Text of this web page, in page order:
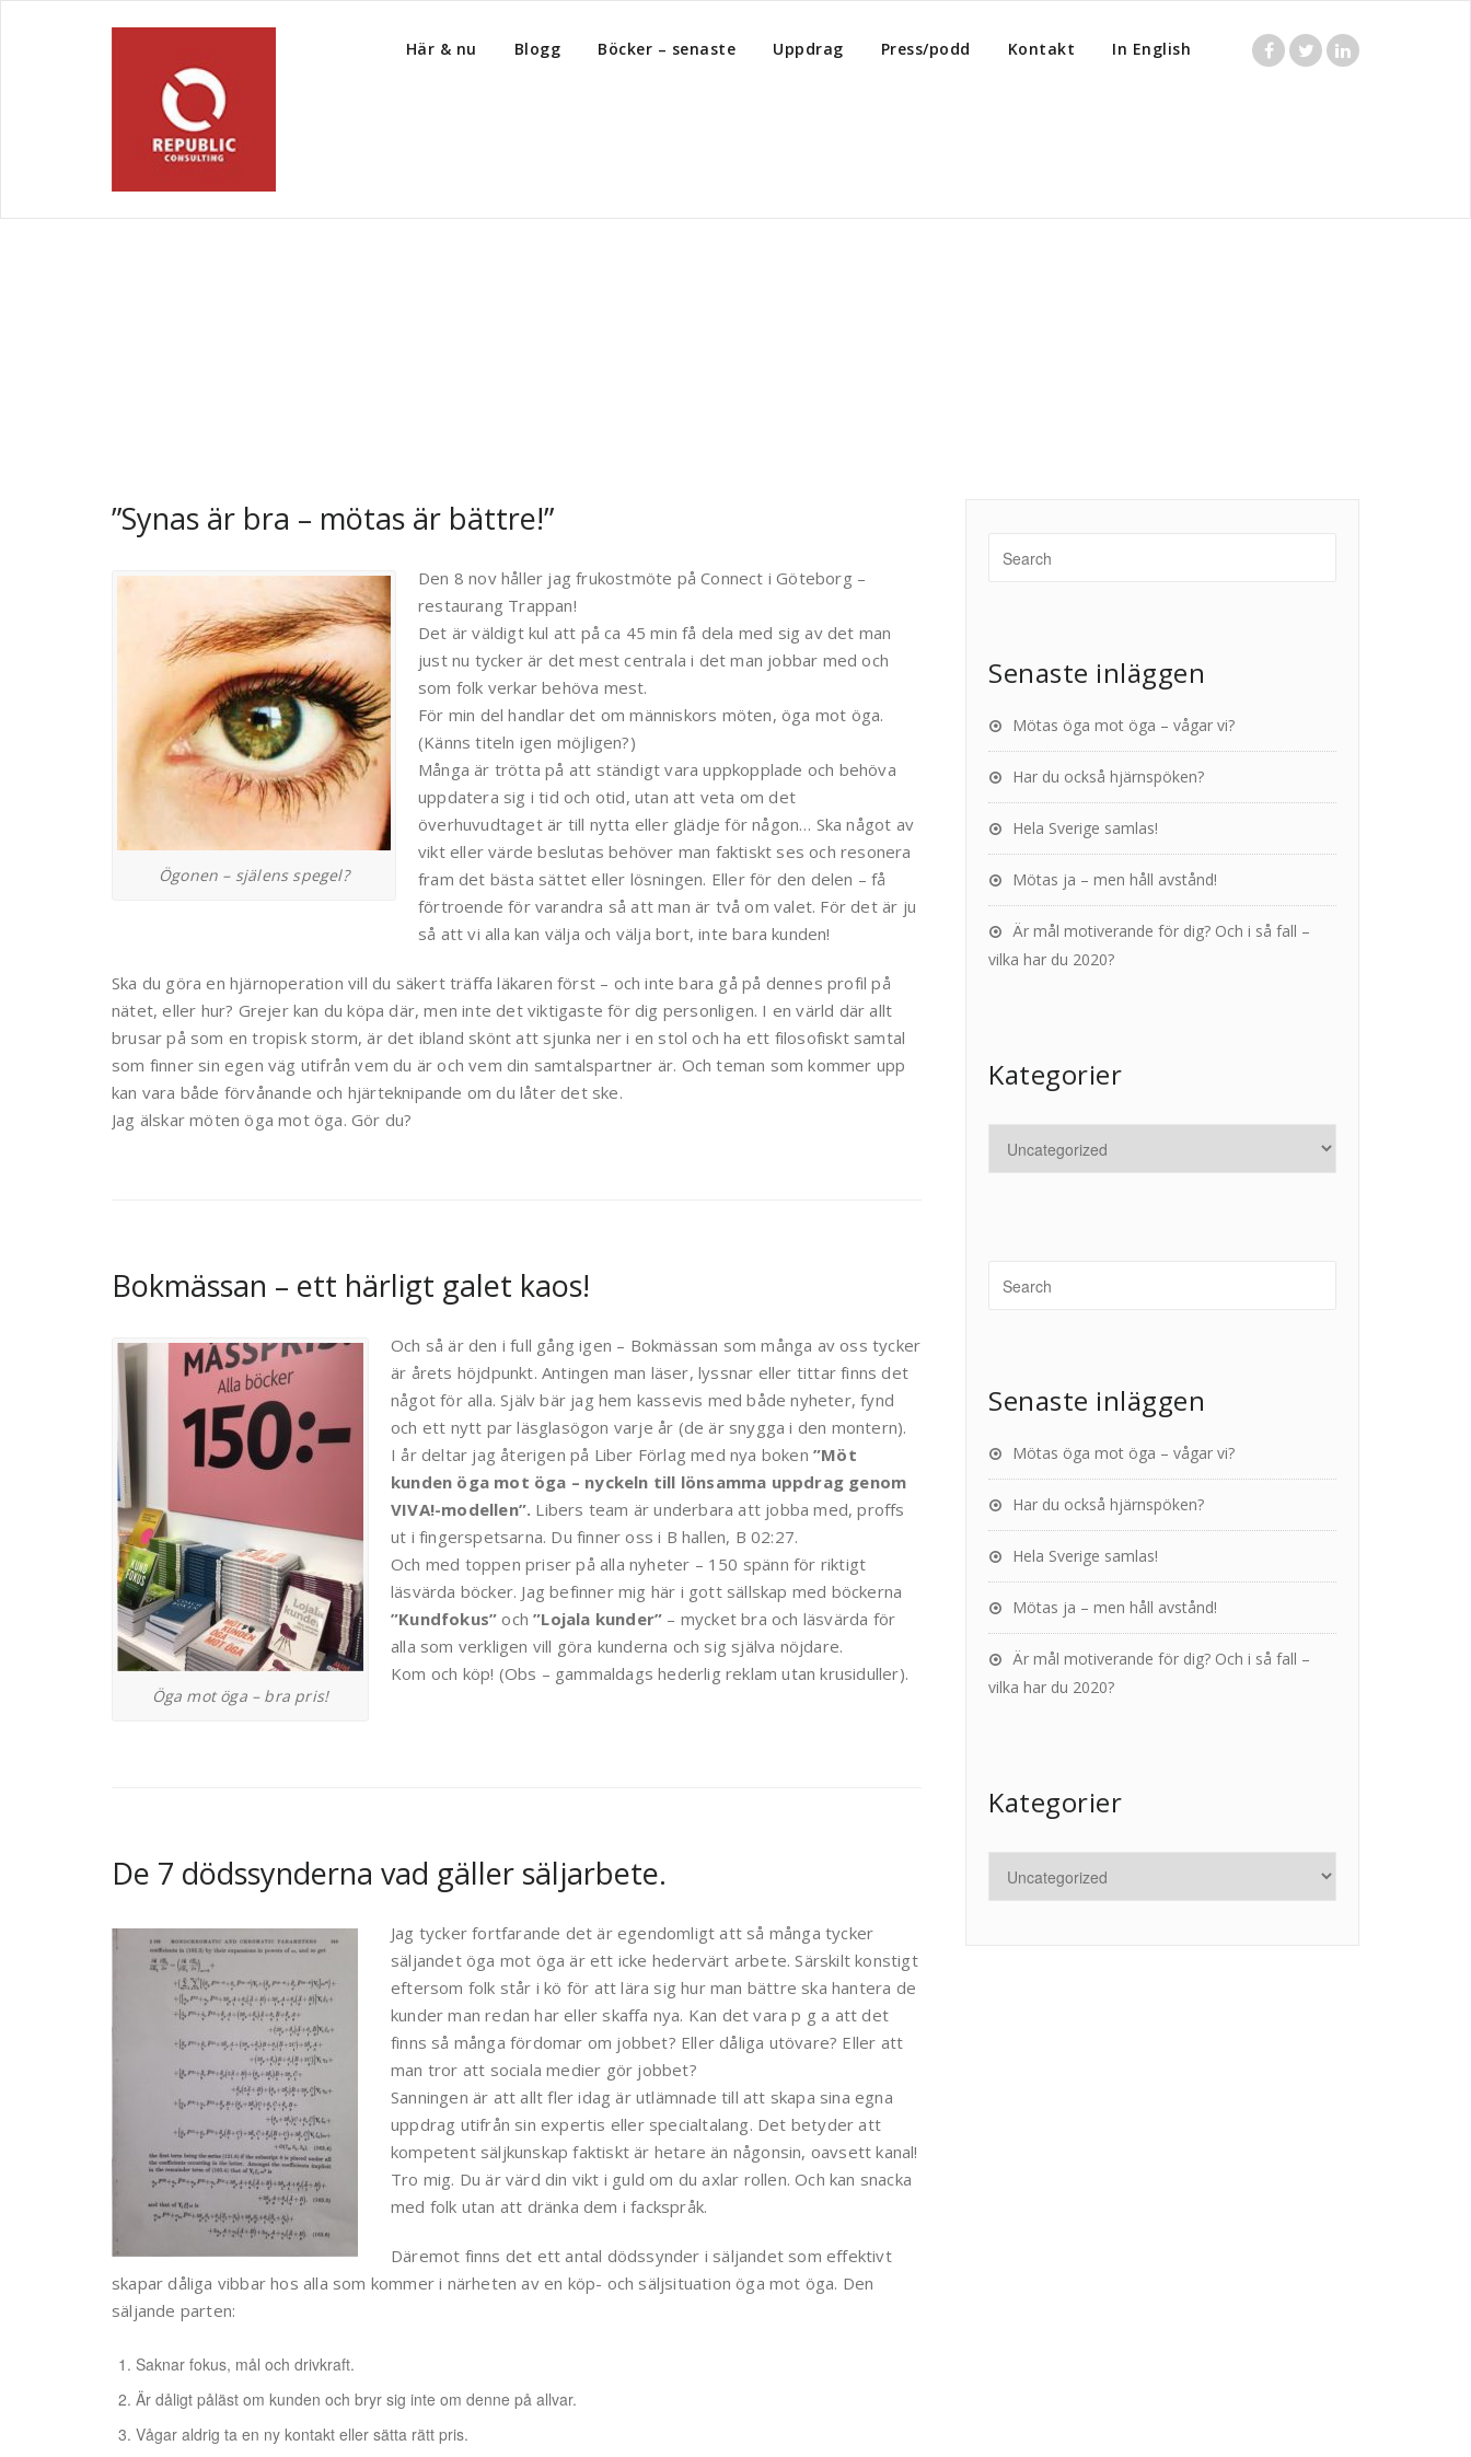
Här & nu Blogg Böcker – senaste Uppdrag Press/podd Kontakt In English
”Synas är bra – mötas är bättre!”
Ögonen – själens spegel?
Den 8 nov håller jag frukostmöte på Connect i Göteborg –
restaurang Trappan!
Det är väldigt kul att på ca 45 min få dela med sig av det man
just nu tycker är det mest centrala i det man jobbar med och
som folk verkar behöva mest.
För min del handlar det om människors möten, öga mot öga.
(Känns titeln igen möjligen?)
Många är trötta på att ständigt vara uppkopplade och behöva
uppdatera sig i tid och otid, utan att veta om det
överhuvudtaget är till nytta eller glädje för någon… Ska något av
vikt eller värde beslutas behöver man faktiskt ses och resonera
fram det bästa sättet eller lösningen. Eller för den delen – få
förtroende för varandra så att man är två om valet. För det är ju
så att vi alla kan välja och välja bort, inte bara kunden!
Ska du göra en hjärnoperation vill du säkert träffa läkaren först – och inte bara gå på dennes profil på
nätet, eller hur? Grejer kan du köpa där, men inte det viktigaste för dig personligen. I en värld där allt
brusar på som en tropisk storm, är det ibland skönt att sjunka ner i en stol och ha ett filosofiskt samtal
som finner sin egen väg utifrån vem du är och vem din samtalspartner är. Och teman som kommer upp
kan vara både förvånande och hjärteknipande om du låter det ske.
Jag älskar möten öga mot öga. Gör du?
Bokmässan – ett härligt galet kaos!
Öga mot öga – bra pris!
Och så är den i full gång igen – Bokmässan som många av oss tycker
är årets höjdpunkt. Antingen man läser, lyssnar eller tittar finns det
något för alla. Själv bär jag hem kassevis med både nyheter, fynd
och ett nytt par läsglasögon varje år (de är snygga i den montern).
I år deltar jag återigen på Liber Förlag med nya boken ”Möt
kunden öga mot öga – nyckeln till lönsamma uppdrag genom
VIVA!-modellen”. Libers team är underbara att jobba med, proffs
ut i fingerspetsarna. Du finner oss i B hallen, B 02:27.
Och med toppen priser på alla nyheter – 150 spänn för riktigt
läsvärda böcker. Jag befinner mig här i gott sällskap med böckerna
”Kundfokus” och”Lojala kunder” – mycket bra och läsvärda för
alla som verkligen vill göra kunderna och sig själva nöjdare.
Kom och köp! (Obs – gammaldags hederlig reklam utan krusiduller).
De 7 dödssynderna vad gäller säljarbete.
Jag tycker fortfarande det är egendomligt att så många tycker
säljandet öga mot öga är ett icke hedervärt arbete. Särskilt konstigt
eftersom folk står i kö för att lära sig hur man bättre ska hantera de
kunder man redan har eller skaffa nya. Kan det vara p g a att det
finns så många fördomar om jobbet? Eller dåliga utövare? Eller att
man tror att sociala medier gör jobbet?
Sanningen är att allt fler idag är utlämnade till att skapa sina egna
uppdrag utifrån sin expertis eller specialtalang. Det betyder att
kompetent säljkunskap faktiskt är hetare än någonsin, oavsett kanal!
Tro mig. Du är värd din vikt i guld om du axlar rollen. Och kan snacka
med folk utan att dränka dem i fackspråk.
Däremot finns det ett antal dödssynder i säljandet som effektivt
skapar dåliga vibbar hos alla som kommer i närheten av en köp- och säljsituation öga mot öga. Den
säljande parten:
Saknar fokus, mål och drivkraft.
Är dåligt påläst om kunden och bryr sig inte om denne på allvar.
Vågar aldrig ta en ny kontakt eller sätta rätt pris.
Senaste inläggen
Mötas öga mot öga – vågar vi?
Har du också hjärnspöken?
Hela Sverige samlas!
Mötas ja – men håll avstånd!
Är mål motiverande för dig? Och i så fall –
vilka har du 2020?
Kategorier
Senaste inläggen
Mötas öga mot öga – vågar vi?
Har du också hjärnspöken?
Hela Sverige samlas!
Mötas ja – men håll avstånd!
Är mål motiverande för dig? Och i så fall –
vilka har du 2020?
Kategorier